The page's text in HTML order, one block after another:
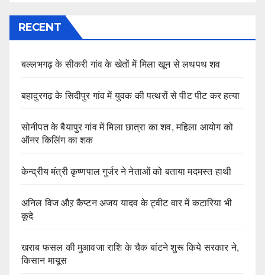
RECENT
बल्लभगढ़ के सीकरी गांव के खेतों में मिला खून से लथपथ शव
बहादुरगढ़ के सिदीपुर गांव में युवक की पत्थरों से पीट पीट कर हत्या
सोनीपत के बैयापुर गांव में मिला छात्रा का शव, महिला आयोग को
ऑनर किलिंग का शक
केन्द्रीय मंत्री कृष्णपाल गुर्जर ने नेताओं को बताया मदमस्त हाथी
अनिल विज औऱ कैप्टन अजय यादव के ट्वीट वार में कटारिया भी
कूदे
खराब फसल की मुआवजा राशि के चैक बांटने शुरू किये सरकार ने,
किसान मायूस